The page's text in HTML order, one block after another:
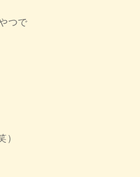
つで
）